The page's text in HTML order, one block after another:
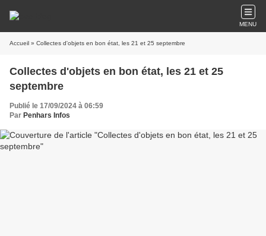
MENU
Accueil » Collectes d'objets en bon état, les 21 et 25 septembre
Collectes d'objets en bon état, les 21 et 25
septembre
Publié le 17/09/2024 à 06:59
Par Penhars Infos